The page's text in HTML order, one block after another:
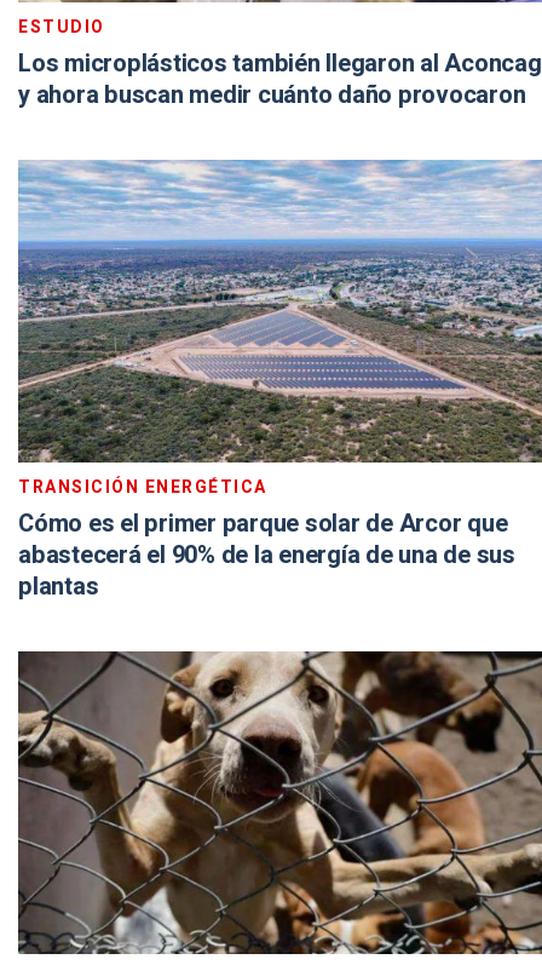
ESTUDIO
Los microplásticos también llegaron al
y ahora buscan medir cuánto daño provocaron
TRANSICIÓN ENERGÉTICA
Cómo es el primer parque solar de Arcor que
abastecerá el 90% de la energía de una de sus
plantas